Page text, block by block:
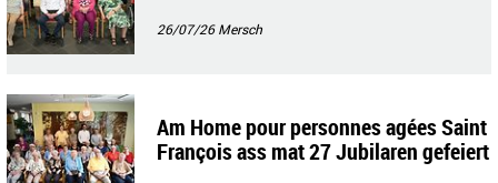
26/07/26Mersch
Am Home pour personnes agées Saint
François ass mat 27 Jubilaren gefeiert